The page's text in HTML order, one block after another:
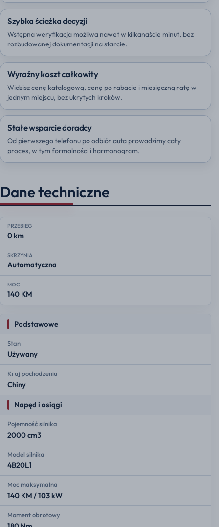
Szybka ścieżka decyzji
Wstępna weryfikacja możliwa nawet w kilkanaście minut, bez
rozbudowanej dokumentacji na starcie.
Wyraźny koszt całkowity
Widzisz cenę katalogową, cenę po rabacie i miesięczną ratę w
jednym miejscu, bez ukrytych kroków.
Stałe wsparcie doradcy
Od pierwszego telefonu po odbiór auta prowadzimy cały
proces, w tym formalności i harmonogram.
Dane techniczne
PRZEBIEG
0 km
SKRZYNIA
Automatyczna
MOC
140 KM
Podstawowe
Stan
Używany
Kraj pochodzenia
Chiny
Napęd i osiągi
Pojemność silnika
2000 cm3
Model silnika
4B20L1
Moc maksymalna
140 KM / 103 kW
Moment obrotowy